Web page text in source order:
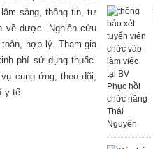
sàng, thông tin, tư
về dược. Nghiên cứu
hợp lý. Tham gia
phí sử dụng thuốc.
cung ứng, theo dõi,
y tế.